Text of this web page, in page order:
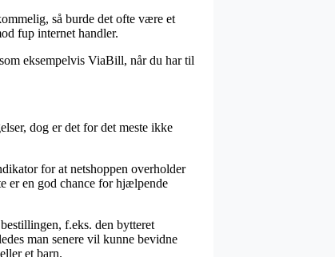
så burde det ofte være et
fup internet handler.
eksempelvis ViaBill, når du har til
dog er det for det meste ikke
for at netshoppen overholder
er en god chance for hjælpende
f.eks. den bytteret
man senere vil kunne bevidne
et barn.